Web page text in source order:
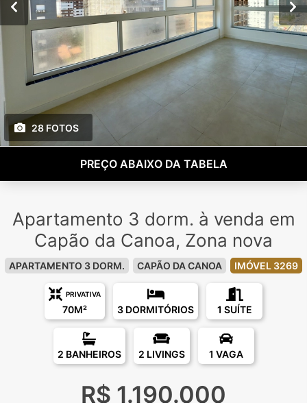
28 FOTOS
PREÇO ABAIXO DA TABELA
Apartamento 3 dorm. à venda em
Capão da Canoa, Zona nova
APARTAMENTO 3 DORM. CAPÃO DA CANOA IMÓVEL 3269
PRIVATIVA
70M² 3 DORMITÓRIOS 1 SUÍTE
2 BANHEIROS 2 LIVINGS 1 VAGA
R$ 1.190.000